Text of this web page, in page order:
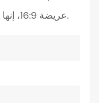
عريضة 16:9، إنها خيار جيد للعديد من المتطلبات الصناعية.